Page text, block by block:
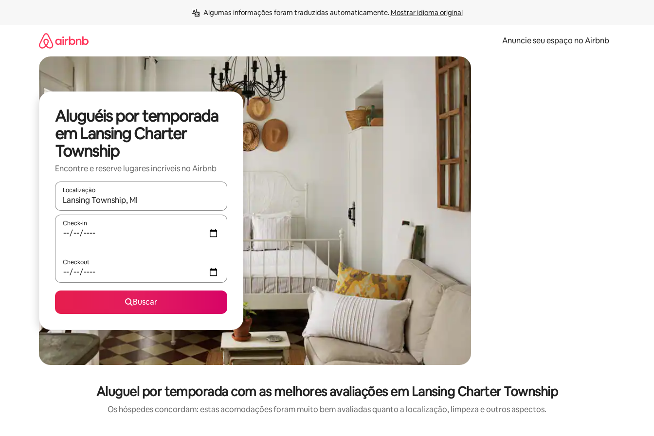
Algumas informações foram traduzidas automaticamente. Mostrar idioma original
Anuncie seu espaço no Airbnb
Aluguéis por temporada
em Lansing Charter
Township
Encontre e reserve lugares incríveis no Airbnb
Localização
Quando os resultados estiverem disponíveis, explore-os usando as seta para cima e para baixo do teclado ou tocando e deslizando o dedo na tela.
Check-in
Checkout
Buscar
Aluguel por temporada com as melhores avaliações em Lansing Charter Township
Os hóspedes concordam: estas acomodações foram muito bem avaliadas quanto a localização, limpeza e outros aspectos.